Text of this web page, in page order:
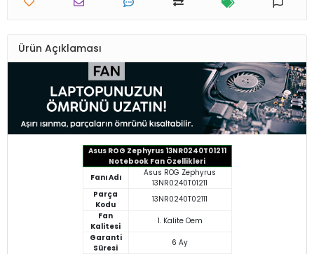
Ürün Açıklaması
Asus ROG Zephyrus 13NR0240T01211
Notebook Fan Özellikleri
Fanı Adı
Asus ROG Zephyrus
13NR0240T01211
Parça
Kodu
13NR0240T02111
Fan
Kalitesi
1. Kalite Oem
Garanti
Süresi
6 Ay